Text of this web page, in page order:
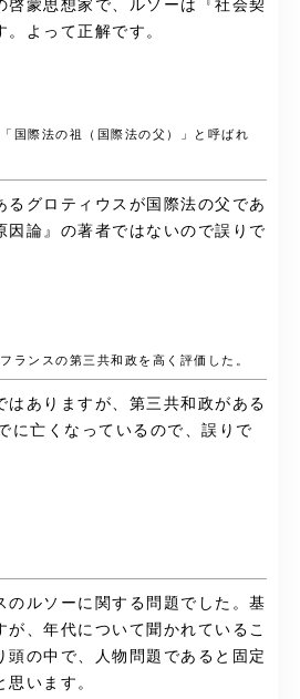
啓蒙思想家で、ルソーは『社会契
よって正解です。
国際法の祖（国際法の父）」と呼ばれ
る グロティウスが国際法の父であ
因論』の著者ではないので誤りで
ランスの第三共和政を高く評価した。
はありますが、第三共和政がある
に亡くなっているので、誤りで
のルソーに関する問題でした。基
、年代について聞かれているこ
頭の中で、人物問題であると固定
います。